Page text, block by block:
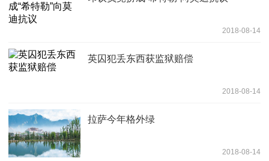
2018-08-14
英囚犯丢东西获监狱赔偿
2018-08-14
拉萨今年格外绿
2018-08-14